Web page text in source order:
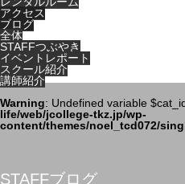
アクセス
ブログ
全体
STAFFつぶやき
イベントレポート
スクール紹介
講師紹介
Warning: Undefined variable
life/web/jcollege-tkz.jp/wp-
content/themes/noel_tcd072/
STAFFブログ